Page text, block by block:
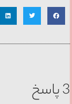
3 پاسخ